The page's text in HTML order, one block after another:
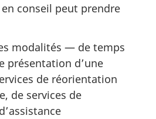
conseil peut prendre
modalités — de temps
présentation d’une
de réorientation
de services de